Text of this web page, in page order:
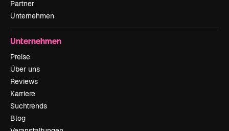
Partner
Unternehmen
Unternehmen
Preise
Über uns
Reviews
Karriere
Suchtrends
Blog